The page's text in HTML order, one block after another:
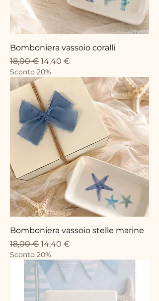
Bomboniera vassoio coralli
Standardpreis
18,00 € Sale-Preis
14,40 €
Sconto 20%
Bomboniera vassoio stelle marine
Standardpreis
18,00 € Sale-Preis
14,40 €
Sconto 20%